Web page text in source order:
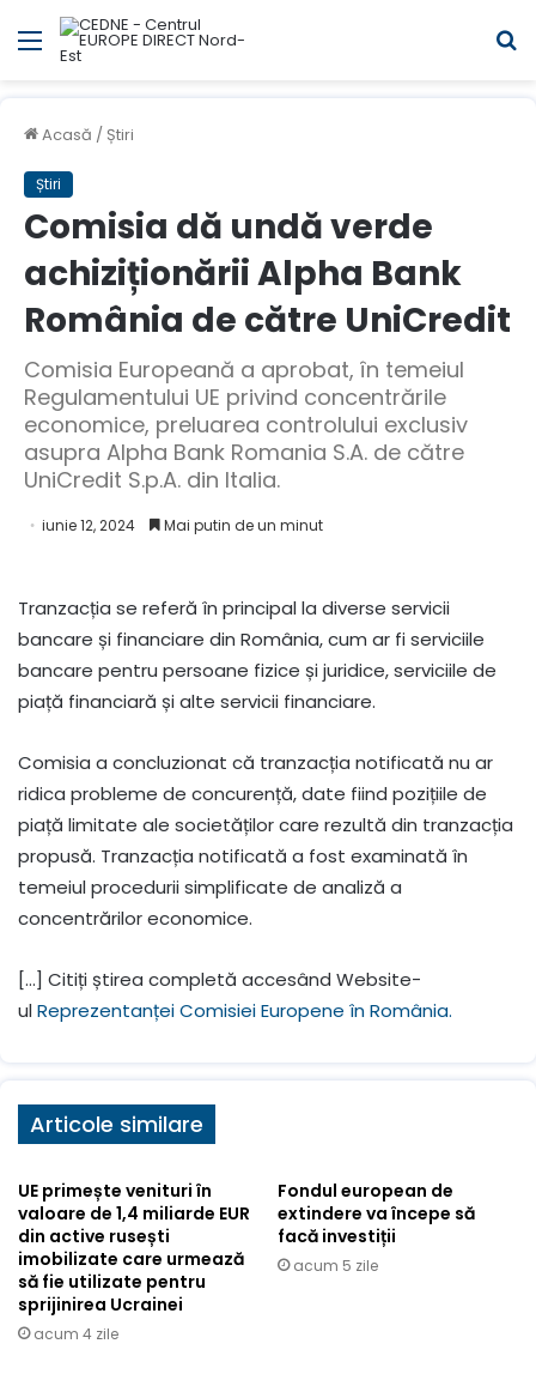
Meniul
Acasă / Știri
Știri
Comisia dă undă verde
achiziționării Alpha Bank
România de către UniCredit
Comisia Europeană a aprobat, în temeiul
Regulamentului UE privind concentrările
economice, preluarea controlului exclusiv
asupra Alpha Bank Romania S.A. de către
UniCredit S.p.A. din Italia.
iunie 12, 2024 Mai putin de un minut
Tranzacția se referă în principal la diverse servicii
bancare și financiare din România, cum ar fi serviciile
bancare pentru persoane fizice și juridice, serviciile de
piață financiară și alte servicii financiare.
Comisia a concluzionat că tranzacția notificată nu ar
ridica probleme de concurență, date fiind pozițiile de
piață limitate ale societăților care rezultă din tranzacția
propusă. Tranzacția notificată a fost examinată în
temeiul procedurii simplificate de analiză a
concentrărilor economice.
[…] Citiți știrea completă accesând Website-
ulReprezentanței Comisiei Europene în România.
Articole similare
UE primește venituri în
valoare de 1,4 miliarde EUR
din active rusești
imobilizate care urmează
să fie utilizate pentru
sprijinirea Ucrainei
acum 4 zile
Fondul european de
extindere va începe să
facă investiții
acum 5 zile